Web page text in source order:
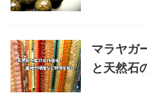
マラヤガ
と天然石